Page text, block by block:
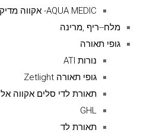
AQUA MEDIC- אקווה מדיק
מלח--ריף ,מרינה
גופי תאורה
נורות ATI
גופי תאורה Zetlight
תאורת לדי סלים אקווה אל
GHL
תאורת לד